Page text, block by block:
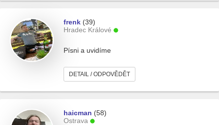
frenk (39)
Hradec Králové
Písni a uvidíme
DETAIL / ODPOVĚDĚT
haicman (58)
Ostrava